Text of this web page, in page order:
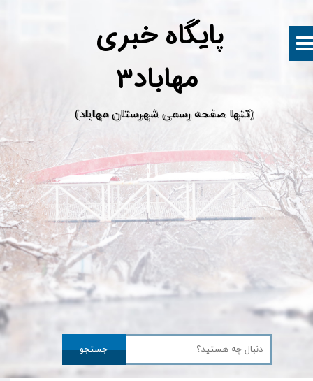
پایگاه خبری
​(تنها صفحه رسمی شهرستان مهاباد)
جستجو